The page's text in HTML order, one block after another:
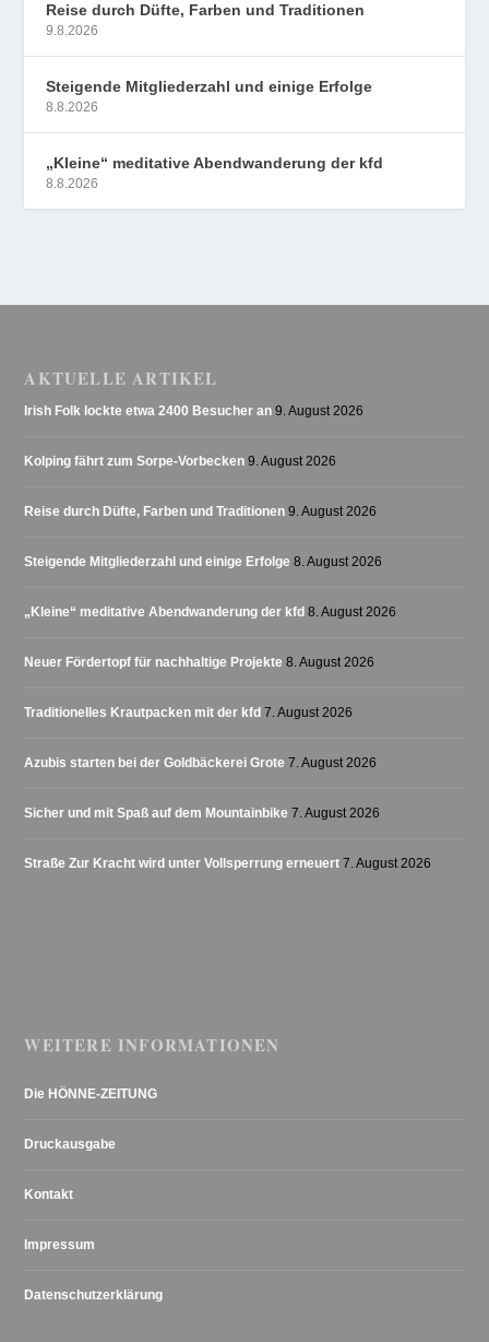
Reise durch Düfte, Farben und Traditionen
9.8.2026
Steigende Mitgliederzahl und einige Erfolge
8.8.2026
„Kleine“ meditative Abendwanderung der kfd
8.8.2026
AKTUELLE ARTIKEL
Irish Folk lockte etwa 2400 Besucher an 9. August 2026
Kolping fährt zum Sorpe-Vorbecken 9. August 2026
Reise durch Düfte, Farben und Traditionen 9. August 2026
Steigende Mitgliederzahl und einige Erfolge 8. August 2026
„Kleine“ meditative Abendwanderung der kfd 8. August 2026
Neuer Fördertopf für nachhaltige Projekte 8. August 2026
Traditionelles Krautpacken mit der kfd 7. August 2026
Azubis starten bei der Goldbäckerei Grote 7. August 2026
Sicher und mit Spaß auf dem Mountainbike 7. August 2026
Straße Zur Kracht wird unter Vollsperrung erneuert 7. August 2026
WEITERE INFORMATIONEN
Die HÖNNE-ZEITUNG
Druckausgabe
Kontakt
Impressum
Datenschutzerklärung